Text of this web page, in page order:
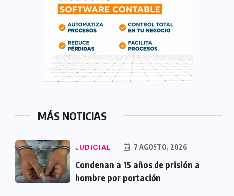
MÁS NOTICIAS
JUDICIAL 7 AGOSTO, 2026
Condenan a 15 años de prisión a
hombre por portación